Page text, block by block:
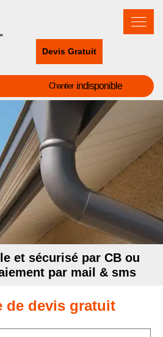
Devis Gratuit
Chantier indisponible
et sécurisé par CB ou
par mail & sms
de devis gratuit